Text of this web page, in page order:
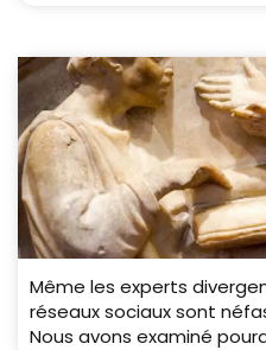
Même les experts
réseaux sociaux sont
Nous avons examiné